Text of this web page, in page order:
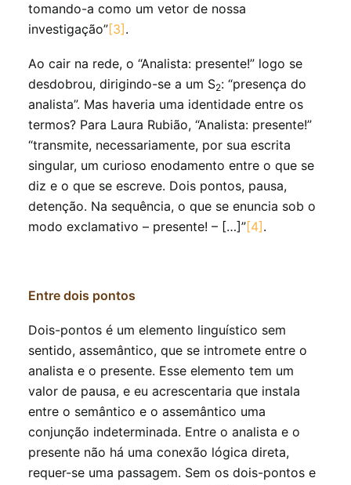
tomando-a como um vetor de nossa
investigação”[3] .
Ao cair na rede, o “Analista: presente!” logo se
desdobrou, dirigindo-se a um S2: “presença do
analista”. Mas haveria uma identidade entre os
termos? Para Laura Rubião, “Analista: presente!”
“transmite, necessariamente, por sua escrita
singular, um curioso enodamento entre o que se
diz e o que se escreve. Dois pontos, pausa,
detenção. Na sequência, o que se enuncia sob o
modo exclamativo – presente! – […]”[4] .
Entre dois pontos
Dois-pontos é um elemento linguístico sem
sentido, assemântico, que se intromete entre o
analista e o presente. Esse elemento tem um
valor de pausa, e eu acrescentaria que instala
entre o semântico e o assemântico uma
conjunção indeterminada. Entre o analista e o
presente não há uma conexão lógica direta,
requer-se uma passagem. Sem os dois-pontos e